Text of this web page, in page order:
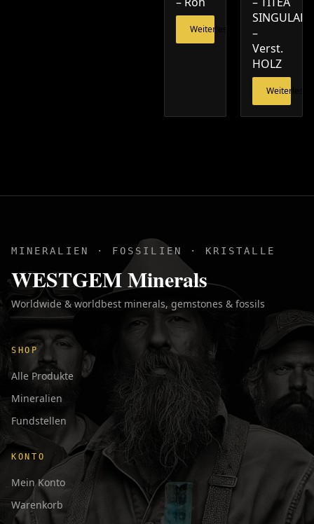
Weiterlesen
–
Verst.
HOLZ
Weiterlesen
MINERALIEN · FOSSILIEN · KRISTALLE
WESTGEM Minerals
Worldwide & worldbest minerals, gemstones & fossils
SHOP
Alle Produkte
Mineralien
Fundstellen
KONTO
Mein Konto
Warenkorb